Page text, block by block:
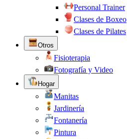
Personal Trainer
Clases de Boxeo
Clases de Pilates
Otros
Fisioterapia
Fotografía y Video
Hogar
Manitas
Jardinería
Fontanería
Pintura